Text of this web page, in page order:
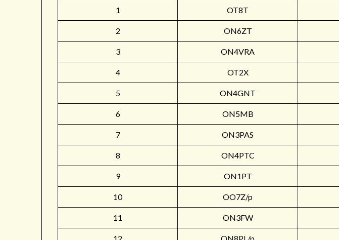
1 OT8T
2 ON6ZT
3 ON4VRA
4 OT2X
5 ON4GNT
6 ON5MB
7 ON3PAS
8 ON4PTC
9 ON1PT
10 OO7Z/p
11 ON3FW